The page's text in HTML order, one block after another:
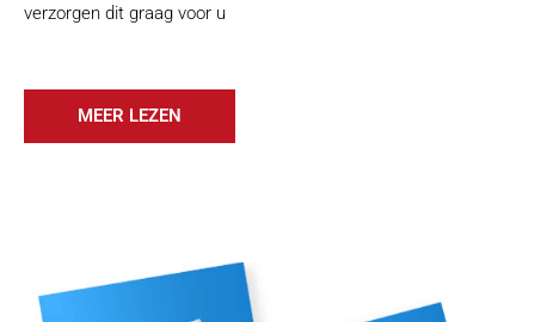
verzorgen dit graag voor u
MEER LEZEN